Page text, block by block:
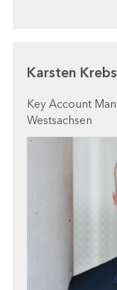
Karsten Krebs
Key Account
Westsachsen